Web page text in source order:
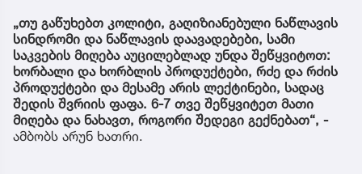
„თუ გაწუხებთ კოლიტი, გაღიზიანებული ნაწლავის
სინდრომი და ნაწლავის დაავადებები, სამი
საკვების მიღება აუცილებლად უნდა შეწყვიტოთ:
ხორბალი და ხორბლის პროდუქტები, რძე და რძის
პროდუქტები და მესამე არის ლექტინები, სადაც
შედის შვრიის ფაფა. 6-7 თვე შეწყვიტეთ მათი
მიღება და ნახავთ, როგორი შედეგი გექნებათ“, -
ამბობს არუნ ხათრი.